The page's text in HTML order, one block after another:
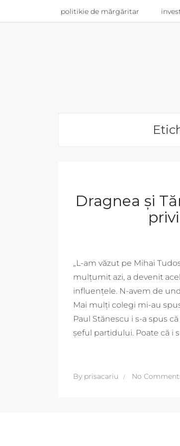
politikie de mărgăritar
Dragnea și
„L-am văzut pe Mihai
mulţumit azi, a devenit
influenţele. N-avem de
Mai mulţi colegi mi-au
Paul Stănescu i s-a spus
şeful partidului. Poate că i
By prisacariu No